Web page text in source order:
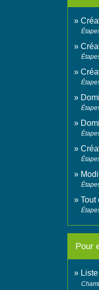
Tout
Pour